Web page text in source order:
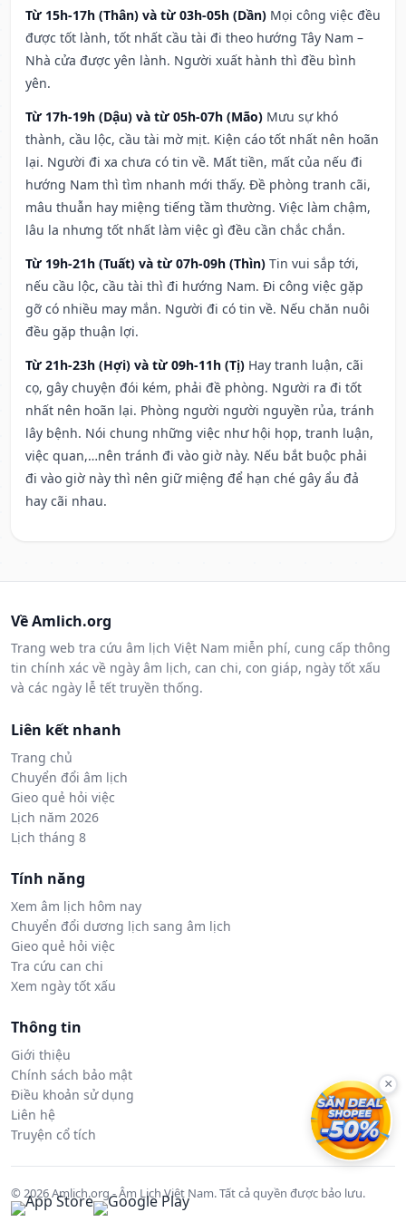
Từ 15h-17h (Thân) và từ 03h-05h (Dần) Mọi công việc đều
được tốt lành, tốt nhất cầu tài đi theo hướng Tây Nam –
Nhà cửa được yên lành. Người xuất hành thì đều bình
yên.
Từ 17h-19h (Dậu) và từ 05h-07h (Mão) Mưu sự khó
thành, cầu lộc, cầu tài mờ mịt. Kiện cáo tốt nhất nên hoãn
lại. Người đi xa chưa có tin về. Mất tiền, mất của nếu đi
hướng Nam thì tìm nhanh mới thấy. Đề phòng tranh cãi,
mâu thuẫn hay miệng tiếng tầm thường. Việc làm chậm,
lâu la nhưng tốt nhất làm việc gì đều cần chắc chắn.
Từ 19h-21h (Tuất) và từ 07h-09h (Thìn) Tin vui sắp tới,
nếu cầu lộc, cầu tài thì đi hướng Nam. Đi công việc gặp
gỡ có nhiều may mắn. Người đi có tin về. Nếu chăn nuôi
đều gặp thuận lợi.
Từ 21h-23h (Hợi) và từ 09h-11h (Tị) Hay tranh luận, cãi
cọ, gây chuyện đói kém, phải đề phòng. Người ra đi tốt
nhất nên hoãn lại. Phòng người người nguyền rủa, tránh
lây bệnh. Nói chung những việc như hội họp, tranh luận,
việc quan,…nên tránh đi vào giờ này. Nếu bắt buộc phải
đi vào giờ này thì nên giữ miệng để hạn ché gây ẩu đả
hay cãi nhau.
Về Amlich.org
Trang web tra cứu âm lịch Việt Nam miễn phí, cung cấp thông
tin chính xác về ngày âm lịch, can chi, con giáp, ngày tốt xấu
và các ngày lễ tết truyền thống.
Liên kết nhanh
Trang chủ
Chuyển đổi âm lịch
Gieo quẻ hỏi việc
Lịch năm 2026
Lịch tháng 8
Tính năng
Xem âm lịch hôm nay
Chuyển đổi dương lịch sang âm lịch
Gieo quẻ hỏi việc
Tra cứu can chi
Xem ngày tốt xấu
Thông tin
Giới thiệu
Chính sách bảo mật
Điều khoản sử dụng
Liên hệ
Truyện cổ tích
© 2026 Amlich.org - Âm Lịch Việt Nam. Tất cả quyền được bảo lưu.
×